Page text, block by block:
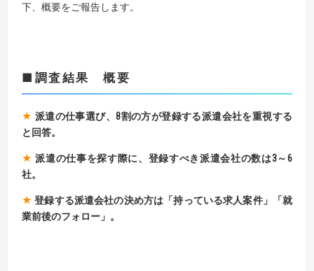
下、概要をご報告します。
■調査結果 概要
★ 派遣の仕事選び、8割の方が登録する派遣会社を重視する
と回答。
★派遣の仕事を探す際に、登録すべき派遣会社の数は3～6
社。
★ 登録する派遣会社の決め方は 「持っている求人案件」「就
業前後のフォロー」。